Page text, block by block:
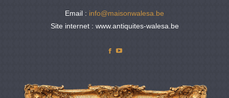
Email : info@maisonwalesa.be
Site internet : www.antiquites-walesa.be
Facebook